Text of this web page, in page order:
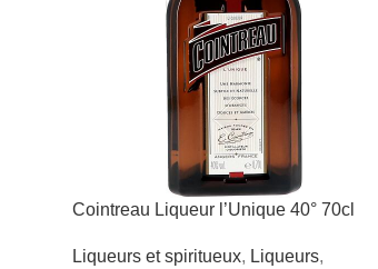
Cointreau Liqueur l’Unique 40° 70cl
Liqueurs et spiritueux, Liqueurs,